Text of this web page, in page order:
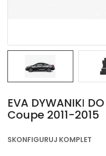
EVA DYWANIKІ
Coupe 2011-2015
SKONFIGURUJ KOMPLET